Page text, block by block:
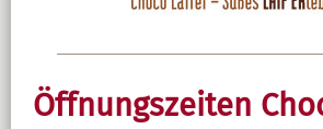
Öffnungszeiten